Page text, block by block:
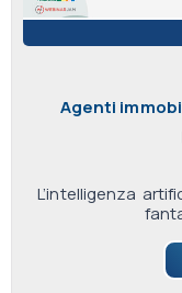
Agenti
L’intelligenza